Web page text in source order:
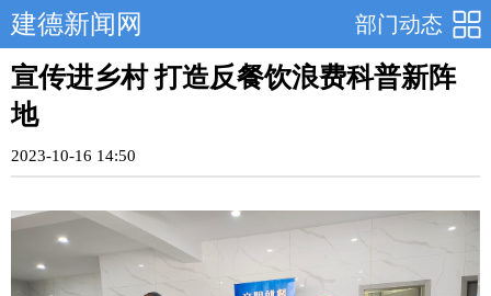
部门动态
建德新闻网
宣传进乡村 打造反餐饮浪费科普新阵
地
2023-10-16 14:50